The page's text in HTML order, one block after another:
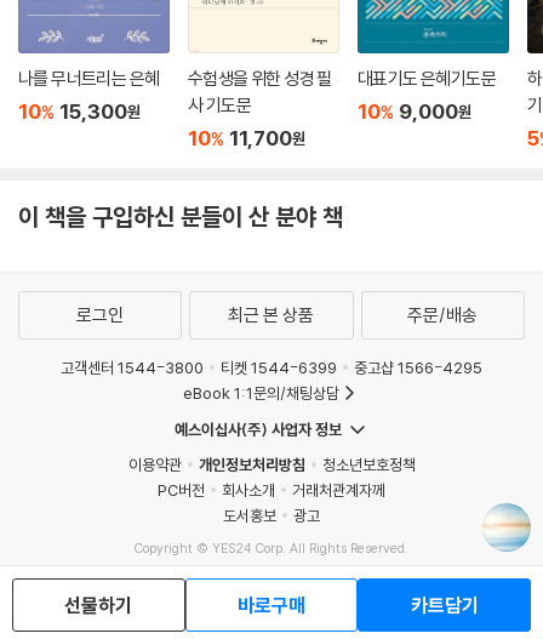
나를 무너트리는 은혜
10% 15,300원
수험생을 위한 성경 필
사 기도문
10% 11,700원
대표기도 은혜기도문
10% 9,000원
5
이 책을 구입하신 분들이 산 분야 책
선물하기 바로구매 카트담기
로그인 최근 본 상품 주문/배송
고객센터 1544-3800 티켓 1544-6399
중고샵 1566-4295
eBook 1:1문의/채팅상담
예스이십사(주) 사업자 정보
이용약관
개인정보처리방침
청소년보호정책
PC버전
회사소개
거래처관계자께
도서홍보
광고
Copyright © YES24 Corp. All Rights Reserved.